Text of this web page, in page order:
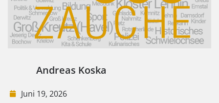
Andreas Koska
Juni 19, 2026